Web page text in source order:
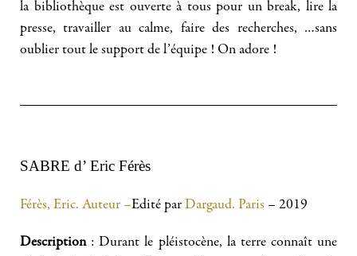
la bibliothèque est ouverte à tous pour un break, lire la
presse, travailler au calme, faire des recherches, …sans
oublier tout le support de l’équipe ! On adore !
SABRE d’ Eric Férès
Férès, Eric. Auteur –Edité par Dargaud. Paris – 2019
Description : Durant le pléistocène, la terre connaît une